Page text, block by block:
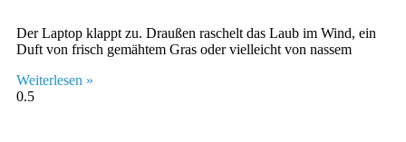
Der Laptop klappt zu. Draußen raschelt das Laub im Wind, ein
Duft von frisch gemähtem Gras oder vielleicht von nassem
Weiterlesen »